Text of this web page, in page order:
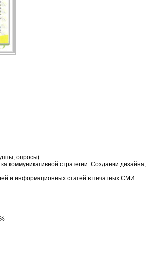
опросы).
коммуникативной стратегии. Создании дизайна,
и информационных статей в печатных СМИ.